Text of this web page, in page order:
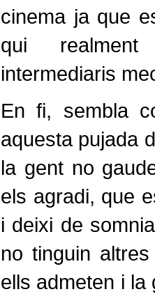
cinema ja que
qui
intermediaris
En fi, sembla
aquesta pujada
la gent no
els agradi, que
i deixi de
no tinguin
ells admeten i la